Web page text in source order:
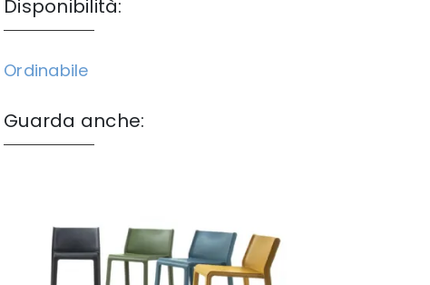
Disponibilità:
Ordinabile
Guarda anche: